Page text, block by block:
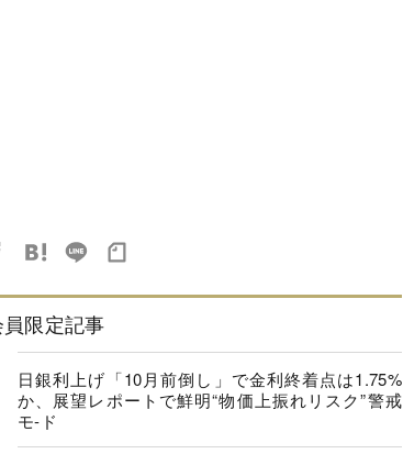
限定記事
日銀利上げ「10月前倒し」で金利終着点は1.75%
か、展望レポートで鮮明“物価上振れリスク”警戒
モ-ド